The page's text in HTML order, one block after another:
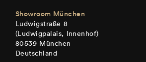
Showroom München
Ludwigstraße 8
(Ludwigpalais, Innenhof)
80539 München
Deutschland